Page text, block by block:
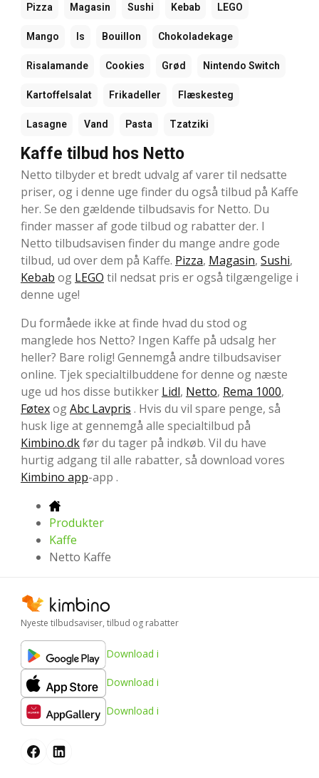
Pizza Magasin Sushi Kebab LEGO
Mango Is Bouillon Chokoladekage
Risalamande Cookies Grød Nintendo Switch
Kartoffelsalat Frikadeller Flæskesteg
Lasagne Vand Pasta Tzatziki
Kaffe tilbud hos Netto
Netto tilbyder et bredt udvalg af varer til nedsatte
priser, og i denne uge finder du også tilbud på Kaffe
her. Se den gældende tilbudsavis for Netto. Du
finder masser af gode tilbud og rabatter der. I
Netto tilbudsavisen finder du mange andre gode
tilbud, ud over dem på Kaffe. Pizza, Magasin, Sushi,
Kebab og LEGO til nedsat pris er også tilgængelige i
denne uge!
Du formåede ikke at finde hvad du stod og
manglede hos Netto? Ingen Kaffe på udsalg her
heller? Bare rolig! Gennemgå andre tilbudsaviser
online. Tjek specialtilbuddene for denne og næste
uge ud hos disse butikker Lidl, Netto, Rema 1000,
FøtexogAbc Lavpris . Hvis du vil spare penge, så
husk lige at gennemgå alle specialtilbud på
Kimbino.dkfør du tager på indkøb. Vil du have
hurtig adgang til alle rabatter, så download vores
Kimbino app-app .
Produkter
Kaffe
Netto Kaffe
Nyeste tilbudsaviser, tilbud og rabatter
Download i
Download i
Download i